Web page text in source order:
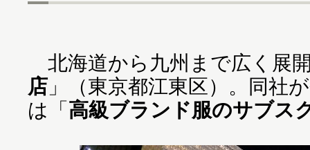
北海道から九州まで広く展
店 」（東京都江東区）。同社
は「高級ブランド服のサブス